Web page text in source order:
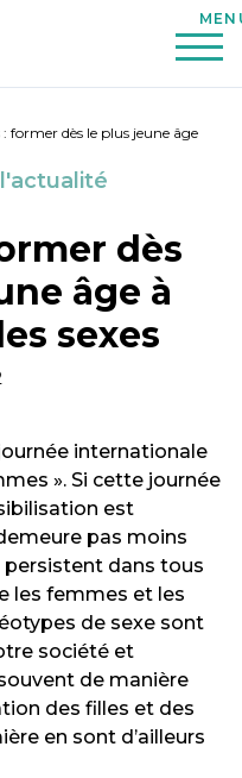
former dès le plus jeune âge
dès
âge à
sexes
internationale
». Si cette journée
est
pas moins
dans tous
les femmes et les
de sexe sont
société et
de manière
des filles et des
en sont d’ailleurs